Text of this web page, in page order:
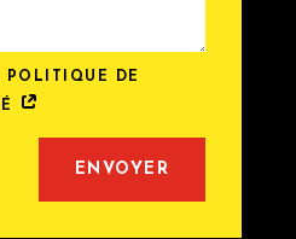
POLITIQUE DE
ENVOYER